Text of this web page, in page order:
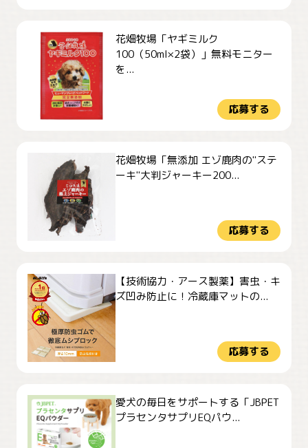
花畑牧場「ヤギミルク
100（50ml×2袋）」無料モニター
を...
応募する
花畑牧場「無添加 エゾ鹿肉の"ステ
ーキ"大判ジャーキー200...
応募する
【技術協力・アース製薬】害虫・キ
ズ凹み防止に！冷蔵庫マットの...
応募する
愛犬の毎日をサポートする「JBPET
プラセンタサプリEQパウ...